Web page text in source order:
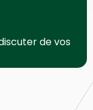
de vos